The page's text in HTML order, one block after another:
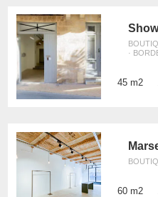
·
45 m2
60 m2